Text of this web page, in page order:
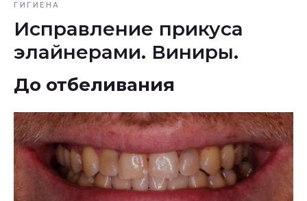
ГИГИЕНА
Исправление прикуса
элайнерами. Виниры.
До отбеливания